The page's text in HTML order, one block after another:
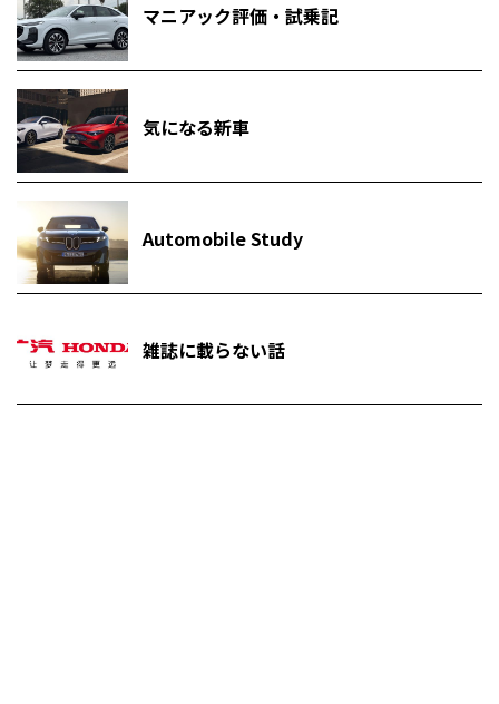
マニアック評価・試乗記
気になる新車
Automobile Study
雑誌に載らない話